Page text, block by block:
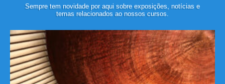
Sempre tem novidade por aqui sobre exposições, notícias e
temas relacionados ao nossos cursos.